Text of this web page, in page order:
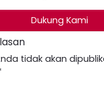
Dukung Kami
tidak akan